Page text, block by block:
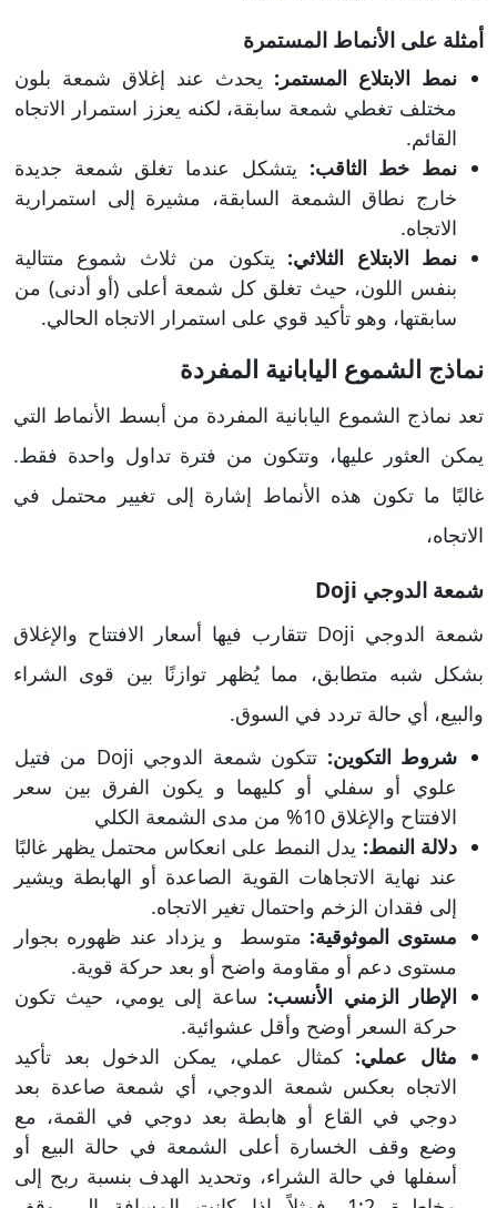
أمثلة على الأنماط المستمرة
نمط الابتلاع المستمر: يحدث عند إغلاق شمعة بلون
مختلف تغطي شمعة سابقة، لكنه يعزز استمرار الاتجاه
القائم.
نمط خط الثاقب: يتشكل عندما تغلق شمعة جديدة
خارج نطاق الشمعة السابقة، مشيرة إلى استمرارية
الاتجاه.
نمط الابتلاع الثلاثي: يتكون من ثلاث شموع متتالية
بنفس اللون، حيث تغلق كل شمعة أعلى (أو أدنى) من
سابقتها، وهو تأكيد قوي على استمرار الاتجاه الحالي.
نماذج الشموع اليابانية المفردة
تعد نماذج الشموع اليابانية المفردة من أبسط الأنماط التي
يمكن العثور عليها، وتتكون من فترة تداول واحدة فقط.
غالبًا ما تكون هذه الأنماط إشارة إلى تغيير محتمل في
الاتجاه،
شمعة الدوجي Doji
شمعة الدوجي Doji تتقارب فيها أسعار الافتتاح والإغلاق
بشكل شبه متطابق، مما يُظهر توازنًا بين قوى الشراء
والبيع، أي حالة تردد في السوق.
شروط التكوين:
تتكون شمعة الدوجي Doji من فتيل
علوي أو سفلي أو كليهما و يكون الفرق بين سعر
الافتتاح والإغلاق 10% من مدى الشمعة الكلي
دلالة النمط: يدل النمط على انعكاس محتمل يظهر غالبًا
عند نهاية الاتجاهات القوية الصاعدة أو الهابطة ويشير
إلى فقدان الزخم واحتمال تغير الاتجاه.
مستوى الموثوقية: متوسط و يزداد عند ظهوره بجوار
مستوى دعم أو مقاومة واضح أو بعد حركة قوية.
الإطار الزمني الأنسب: ساعة إلى يومي، حيث تكون
حركة السعر أوضح وأقل عشوائية.
مثال عملي:كمثال عملي، يمكن الدخول بعد تأكيد
الاتجاه بعكس شمعة الدوجي، أي شمعة صاعدة بعد
دوجي في القاع أو هابطة بعد دوجي في القمة، مع
وضع وقف الخسارة أعلى الشمعة في حالة البيع أو
أسفلها في حالة الشراء، وتحديد الهدف بنسبة ربح إلى